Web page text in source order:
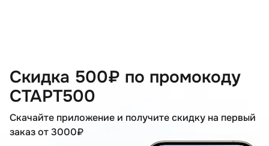
Скидка 500₽ по промокоду
СТАРТ500
Скачайте приложение и получите скидку на первый
заказ от 3000₽